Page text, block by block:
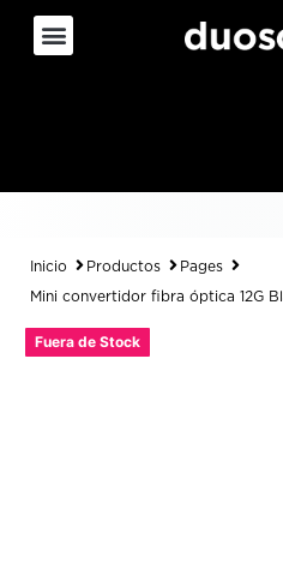
Inicio Productos Pages
Mini convertidor fibra óptica 12G
Fuera de Stock